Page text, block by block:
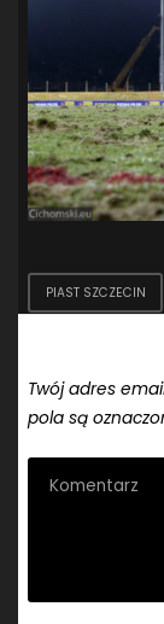
PIAST SZCZECIN
Twój adres
pola są